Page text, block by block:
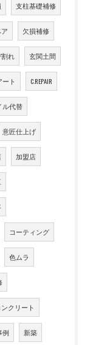
支柱基礎補修
欠損補修
れ 玄関土間
ート C.REPAIR
ル代替
意匠仕上げ
加盟店
コーティング
色ムラ
クリート
例 新築